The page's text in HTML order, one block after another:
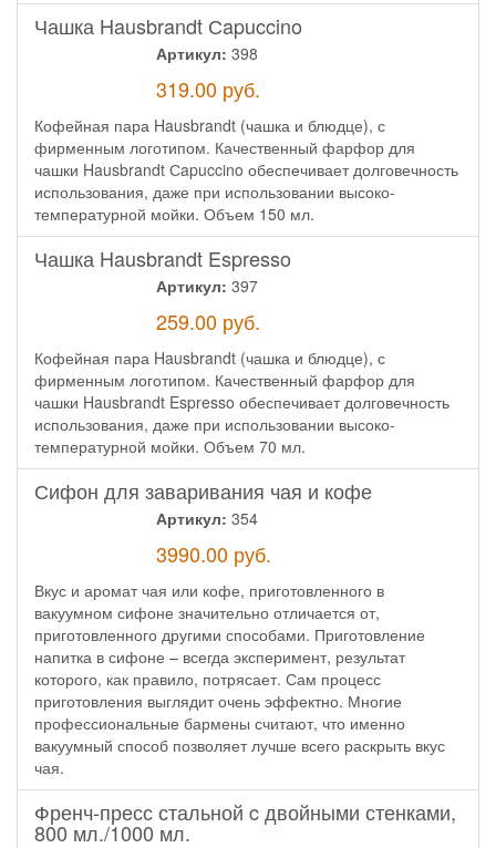
Чашка Hausbrandt Сapuccino
Артикул: 398
319.00 руб.
Кофейная пара Hausbrandt (чашка и блюдце), с
фирменным логотипом. Качественный фарфор для
чашки Hausbrandt Сapuccino обеспечивает долговечность
использования, даже при использовании высоко-
температурной мойки. Объем 150 мл.
Чашка Hausbrandt Espresso
Артикул: 397
259.00 руб.
Кофейная пара Hausbrandt (чашка и блюдце), с
фирменным логотипом. Качественный фарфор для
чашки Hausbrandt Espresso обеспечивает долговечность
использования, даже при использовании высоко-
температурной мойки. Объем 70 мл.
Сифон для заваривания чая и кофе
Артикул: 354
3990.00 руб.
Вкус и аромат чая или кофе, приготовленного в
вакуумном сифоне значительно отличается от,
приготовленного другими способами. Приготовление
напитка в сифоне – всегда эксперимент, результат
которого, как правило, потрясает. Сам процесс
приготовления выглядит очень эффектно. Многие
профессиональные бармены считают, что именно
вакуумный способ позволяет лучше всего раскрыть вкус
чая.
Френч-пресс стальной c двойными стенками,
800 мл./1000 мл.